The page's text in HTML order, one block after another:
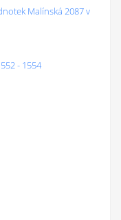
Malínská 2087 v
- 1554